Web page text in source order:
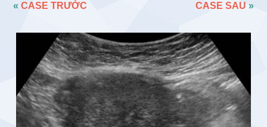
«CASE TRƯỚC CASE SAU »